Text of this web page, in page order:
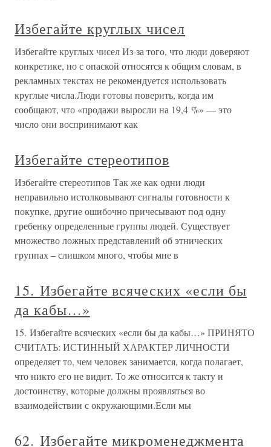
Избегайте круглых чисел
Избегайте круглых чисел Из-за того, что люди доверяют
конкретике, но с опаской относятся к общим словам, в
рекламных текстах не рекомендуется использовать
круглые числа.Люди готовы поверить, когда им
сообщают, что «продажи выросли на 19,4 %» — это
число они воспринимают как
Избегайте стереотипов
Избегайте стереотипов Так же как одни люди
неправильно истолковывают сигналы готовности к
покупке, другие ошибочно причесывают под одну
гребенку определенные группы людей. Существует
множество ложных представлений об этнических
группах – слишком много, чтобы мне в
15. Избегайте всяческих «если бы
да кабы…»
15. Избегайте всяческих «если бы да кабы…» ПРИНЯТО
СЧИТАТЬ: ИСТИННЫЙ ХАРАКТЕР ЛИЧНОСТИ
определяет то, чем человек занимается, когда полагает,
что никто его не видит. То же относится к такту и
достоинству, которые должны проявляться во
взаимодействии с окружающими.Если мы
62. Избегайте микроменеджмента